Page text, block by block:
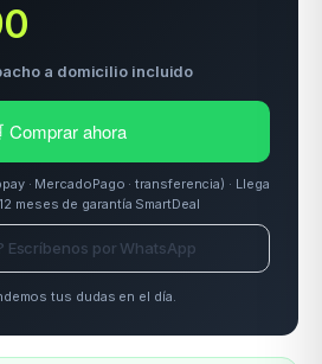
a domicilio incluido
Comprar ahora
· MercadoPago · transferencia) · Llega
meses de garantía SmartDeal
Escríbenos por WhatsApp
tus dudas en el día.